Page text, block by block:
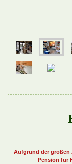
Aufgrund der großen
Pension für